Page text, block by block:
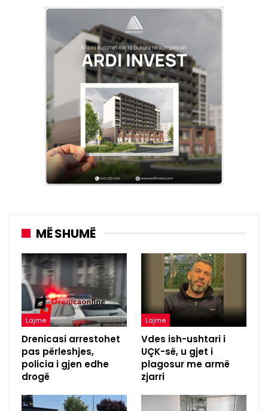
MË SHUMË
Lajme
Drenicasi arrestohet
pas përleshjes,
policia i gjen edhe
drogë
Lajme
Vdes ish-ushtari i
UÇK-së, u gjet i
plagosur me armë
zjarri